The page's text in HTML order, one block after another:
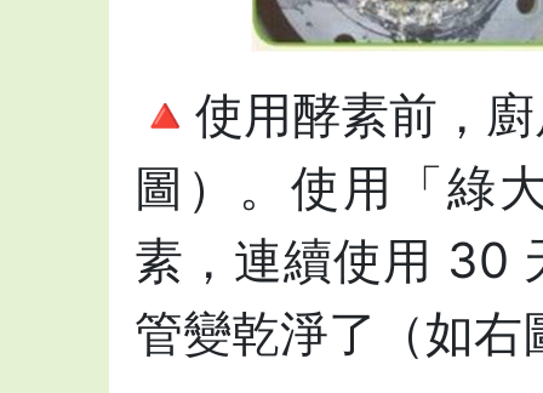
🔺使用酵素前，
圖）。使用「綠
素，連續使用 30
管變乾淨了（如右